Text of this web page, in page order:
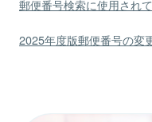
郵便番号検索に使用され
2025年度版郵便番号の変